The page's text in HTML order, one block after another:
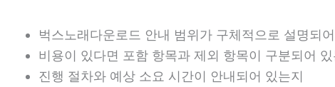
벅스노래다운로드 안내 범위가 구체적으로 설명되
비용이 있다면 포함 항목과 제외 항목이 구분되어 있
진행 절차와 예상 소요 시간이 안내되어 있는지